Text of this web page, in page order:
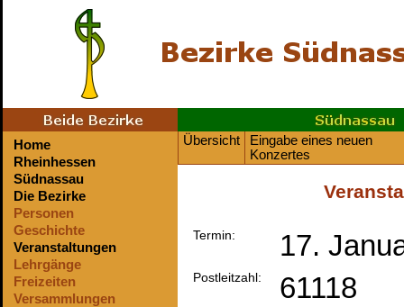
Home
Rheinhessen
Südnassau
Die Bezirke
Personen
Geschichte
Veranstaltungen
Lehrgänge
Freizeiten
Versammlungen
Übersicht
Eingabe eines neuen
Konzertes
Termin: 17.
Postleitzahl: 61118